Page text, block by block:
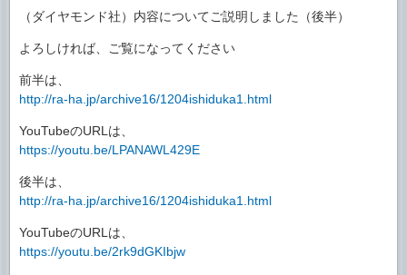
（ダイヤモンド社）内容についてご説明しました（後半）
よろしければ、ご覧になってください
前半は、
http://ra-ha.jp/archive16/1204ishiduka1.html
YouTubeのURLは、
https://youtu.be/LPANAWL429E
後半は、
http://ra-ha.jp/archive16/1204ishiduka1.html
YouTubeのURLは、
https://youtu.be/2rk9dGKIbjw